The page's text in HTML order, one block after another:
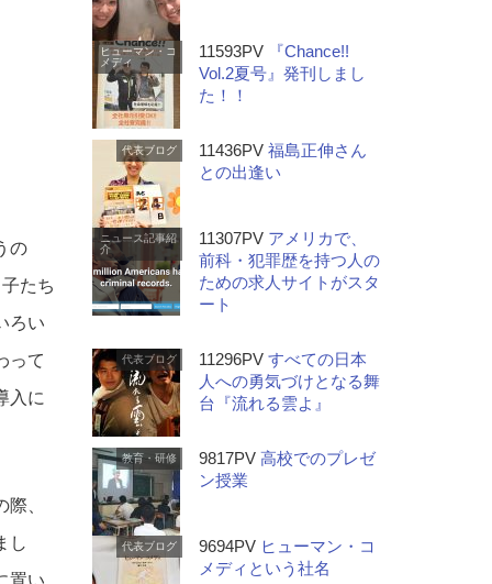
の
たち
ろい
って
入に
、
し
置い
ヒューマン・コ
メディ
11593PV
『Chance!!
Vol.2夏号』発刊しまし
た！！
代表ブログ 11436PV 福島正伸さん
との出逢い
ニュース記事紹
介
11307PV アメリカで、
前科・犯罪歴を持つ人の
ための求人サイトがスタ
ート
代表ブログ 11296PV すべての日本
人への勇気づけとなる舞
台『流れる雲よ』
教育・研修 9817PV 高校でのプレゼ
ン授業
代表ブログ 9694PV ヒューマン・コ
メディという社名